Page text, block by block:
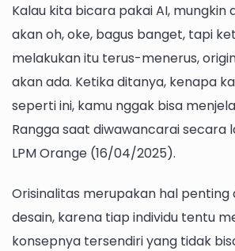
Kalau kita bicara pakai AI,
akan oh, oke, bagus banget, tapi
melakukan itu terus-menerus,
akan ada. Ketika ditanya, kenapa
seperti ini, kamu nggak bisa
Rangga saat diwawancarai secara
LPM Orange (16/04/2025).
Orisinalitas merupakan hal penting
desain, karena tiap individu tentu
konsepnya tersendiri yang tidak